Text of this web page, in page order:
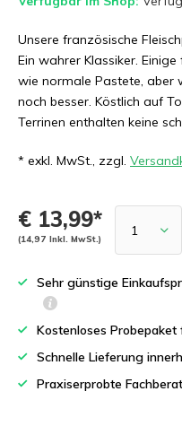
Unsere französische
Ein wahrer Klassiker.
wie normale Pastete, aber
noch besser. Köstlich auf
Terrinen enthalten keine
* exkl. MwSt., zzgl.
€ 13,99*
(14,97 Inkl. MwSt.)
Sehr günstige
Kostenloses Probepaket
Schnelle Lieferung
Praxiserprobte